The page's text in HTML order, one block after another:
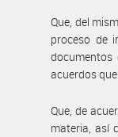
Que, del
proceso de
documentos
acuerdos que
Que, de
materia, así